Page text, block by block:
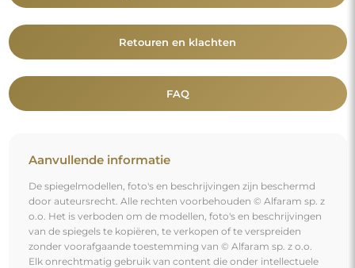
Retouren en klachten
FAQ
Aanvullende informatie
De spiegelmodellen, foto's en beschrijvingen zijn beschermd
door auteursrecht. Alle rechten voorbehouden © Alfaram sp. z
o.o. Het is verboden om de modellen, foto's en beschrijvingen
van de spiegels te kopiëren, te verkopen of te verspreiden
zonder voorafgaande toestemming van © Alfaram sp. z o.o.
Elk onrechtmatig gebruik van content die onder intellectuele